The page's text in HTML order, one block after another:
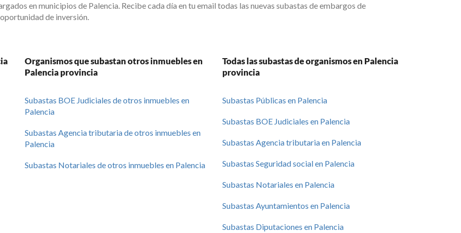
en municipios de Palencia. Recibe cada día en tu email todas las nuevas subastas de embargos de
de inversión.
Organismos que subastan otros inmuebles en
Palencia provincia
Todas las subastas de organismos en Palencia
provincia
Subastas BOE Judiciales de otros inmuebles en
Palencia
Subastas Agencia tributaria de otros inmuebles en
Palencia
Subastas Notariales de otros inmuebles en Palencia
Subastas Públicas en Palencia
Subastas BOE Judiciales en Palencia
Subastas Agencia tributaria en Palencia
Subastas Seguridad social en Palencia
Subastas Notariales en Palencia
Subastas Ayuntamientos en Palencia
Subastas Diputaciones en Palencia